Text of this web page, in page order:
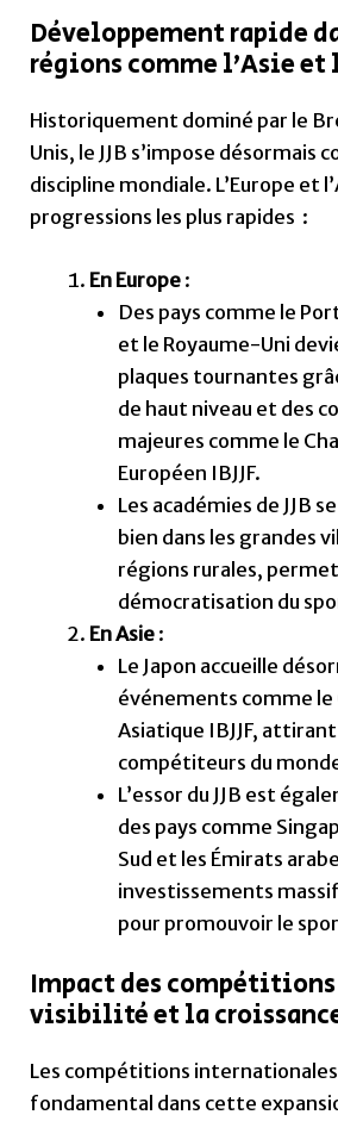
Développement rapide
régions comme l’Asie et
Historiquement dominé par le
Unis, le JJB s’impose désormais
discipline mondiale. L’Europe et
progressions les plus rapides :
En Europe:
Des pays comme le
et le Royaume-Uni
plaques tournantes
de haut niveau et des
majeures comme le
Européen IBJJF.
Les académies de JJB
bien dans les grandes
régions rurales,
démocratisation du
En Asie:
Le Japon accueille
événements comme
Asiatique IBJJF,
compétiteurs du
L’essor du JJB est
des pays comme
Sud et les Émirats
investissements
pour promouvoir le
Impact des
visibilité et la
Les compétitions
fondamental dans cette